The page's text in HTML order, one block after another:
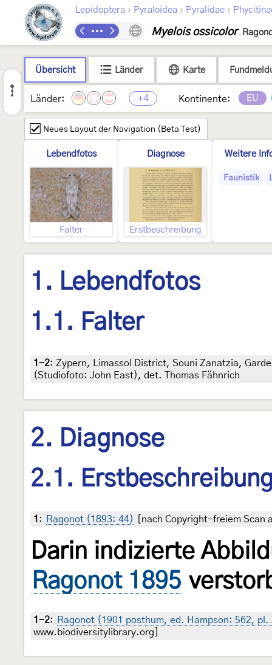
Lepidoptera › Pyraloidea › Pyralidae ›
Myelois ossicolor
Übersicht Länder Karte
Länder: +4 Kontinente: EU
Neues Layout der Navigation (Beta Test)
Lebendfotos
Falter
Diagnose
Erstbeschreibung
Weitere
Faunistik
1. Lebendfotos
1.1. Falter
1-2: Zypern, Limassol District, Souni Zanatzia,
(Studiofoto: John East), det. Thomas Fähnrich
2. Diagnose
2.1.
1 : Ragonot (1893: 44) [nach Copyright-freiem Scan
Darin indizierte
Ragonot 1895
1-2:
Ragonot (1901 posthum, ed. Hampson: 562, pl.
www.biodiversitylibrary.org]